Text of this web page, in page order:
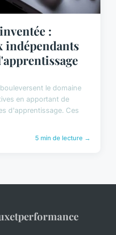
:
indépendants
le domaine
en apportant de
d'apprentissage. Ces
5 min de lecture →